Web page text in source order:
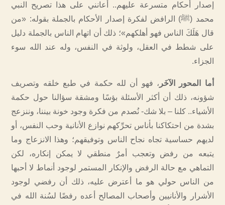
إصدار أحكام متسرعة عليهم.. أعانني على هذا تصريح النبي
محمد (ﷺ) الرافض لفكرة إصدار الأحكام بالجملة بقوله: «من
قال هَلَكَ الناس فهو أهلكهم»؛ ذلك أن اتهام الناس بالجملة دليل
على شطط في العقل، ولوثة في النفس، وله عند الله سوء
الجزاء.
أما المحور الآخَر ، فهو أن لله حكمة في طبع خلقه وتصريف
شؤونه، ذلك أن أكثر الأسئلة بؤسًا ومشقة سؤالنا حول حكمة
الأشياء.. كلنا – بلا شك- نُصدم من فكرة وجود خونة بيننا، وننزعج
بشدة من احتكاكنا بأناس تحرِّكهم نوازع الأنانية وحب النفس، أو
لديهم حساسية تجاه نجاح الناس وتوفيقهم؛ وهذا الانزعاج وما
يتبعه من رفض وتعجب أمرٌ منطقي لا يمكن إنكاره، لكن
التماهي مع حالة الرفض والإنكار المستمر لوجود أنماط لا أحبها
من الناس حولي هو ما أعترض عليه، ذلك أن رفضي لوجود
الأشرار والأنانيين وأصحاب المصالح أعده رفضًا لسُنة الله في